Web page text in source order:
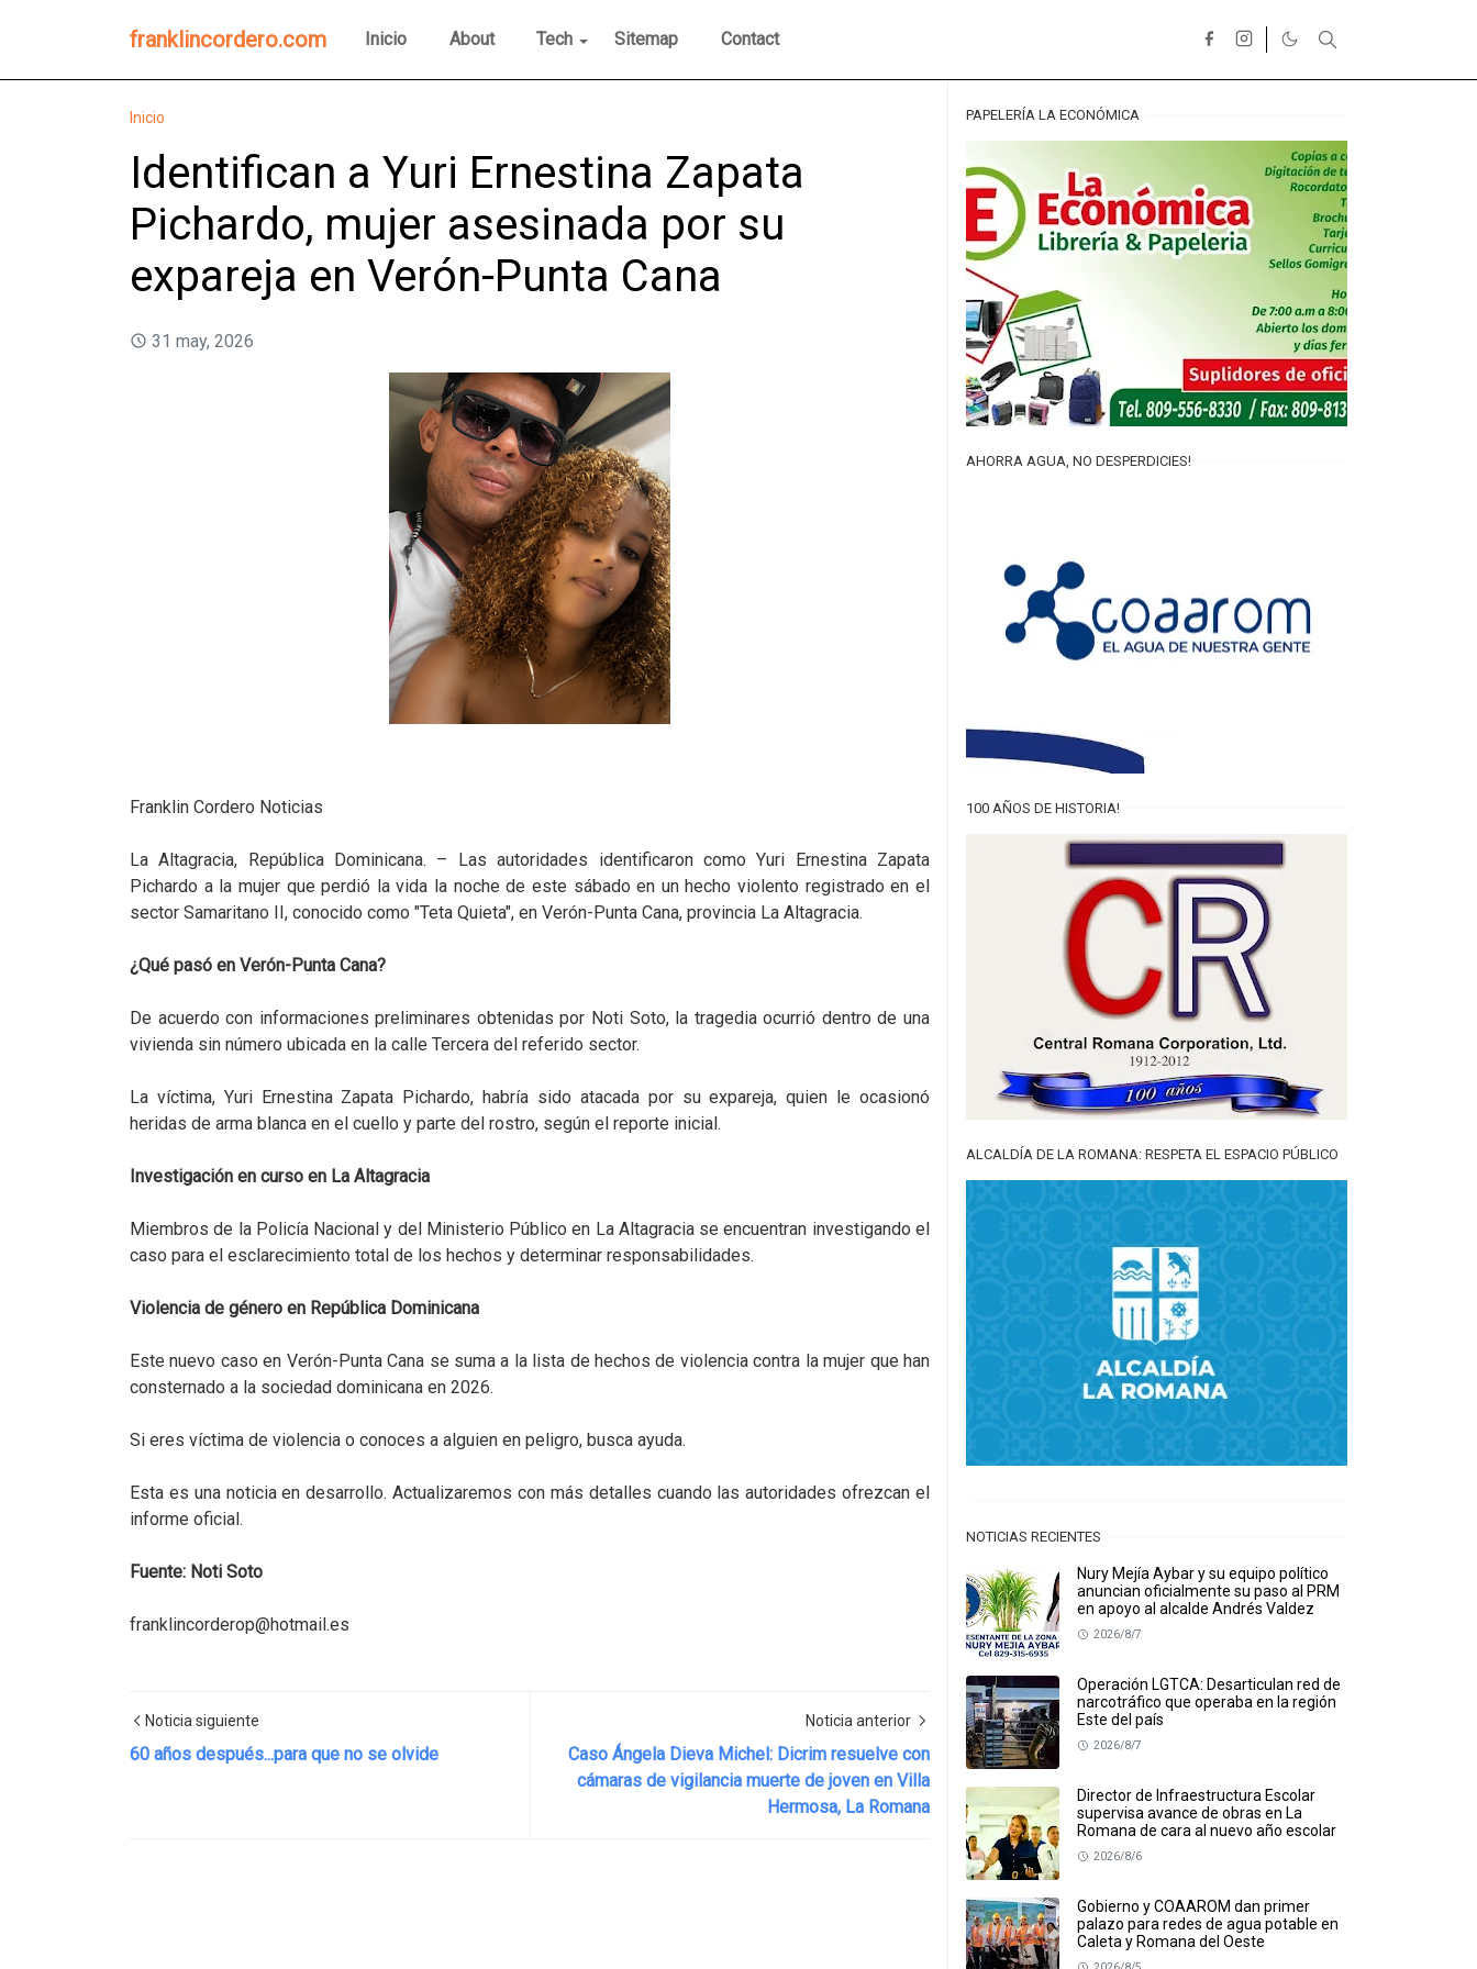
franklincordero.com Inicio About Tech Sitemap Contact
Inicio
Identifican a Yuri Ernestina Zapata
Pichardo, mujer asesinada por su
expareja en Verón-Punta Cana
31 may, 2026
Franklin Cordero Noticias
La Altagracia, República Dominicana. – Las autoridades identificaron como Yuri Ernestina Zapata
Pichardo a la mujer que perdió la vida la noche de este sábado en un hecho violento registrado en el
sector Samaritano II, conocido como "Teta Quieta", en Verón-Punta Cana, provincia La Altagracia.
¿Qué pasó en Verón-Punta Cana?
De acuerdo con informaciones preliminares obtenidas por Noti Soto, la tragedia ocurrió dentro de una
vivienda sin número ubicada en la calle Tercera del referido sector.
La víctima, Yuri Ernestina Zapata Pichardo, habría sido atacada por su expareja, quien le ocasionó
heridas de arma blanca en el cuello y parte del rostro, según el reporte inicial.
Investigación en curso en La Altagracia
Miembros de la Policía Nacional y del Ministerio Público en La Altagracia se encuentran investigando el
caso para el esclarecimiento total de los hechos y determinar responsabilidades.
Violencia de género en República Dominicana
Este nuevo caso en Verón-Punta Cana se suma a la lista de hechos de violencia contra la mujer que han
consternado a la sociedad dominicana en 2026.
Si eres víctima de violencia o conoces a alguien en peligro, busca ayuda.
Esta es una noticia en desarrollo. Actualizaremos con más detalles cuando las autoridades ofrezcan el
informe oficial.
Fuente: Noti Soto
franklincorderop@hotmail.es
Noticia siguiente
60 años después...para que no se olvide
Noticia anterior
Caso Ángela Dieva Michel: Dicrim resuelve con
cámaras de vigilancia muerte de joven en Villa
Hermosa, La Romana
PAPELERÍA LA ECONÓMICA
AHORRA AGUA, NO DESPERDICIES!
100 AÑOS DE HISTORIA!
ALCALDÍA DE LA ROMANA: RESPETA EL ESPACIO PÚBLICO
NOTICIAS RECIENTES
Nury Mejía Aybar y su equipo político
anuncian oficialmente su paso al PRM
en apoyo al alcalde Andrés Valdez
2026/8/7
Operación LGTCA: Desarticulan red de
narcotráfico que operaba en la región
Este del país
2026/8/7
Director de Infraestructura Escolar
supervisa avance de obras en La
Romana de cara al nuevo año escolar
2026/8/6
Gobierno y COAAROM dan primer
palazo para redes de agua potable en
Caleta y Romana del Oeste